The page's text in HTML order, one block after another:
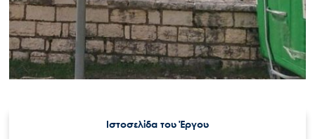
Ιστοσελίδα του Έργου